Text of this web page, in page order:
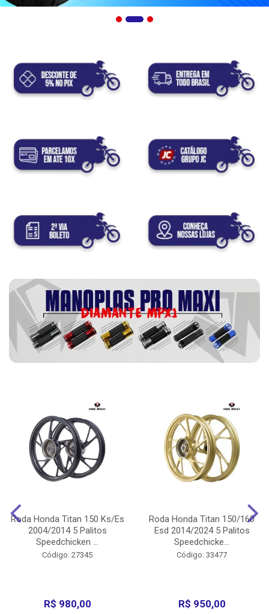
Roda Honda Titan 150 Ks/Es
2004/2014 5 Palitos
Speedchicken ...
Código: 27345
R$ 980,00
Roda Honda Titan 150/160
Esd 2014/2024 5 Palitos
Speedchicke...
Código: 33477
R$ 950,00